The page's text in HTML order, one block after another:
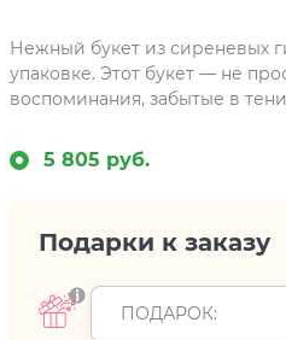
Нежный букет из сиреневых
упаковке. Этот букет — не
воспоминания, забытые в
5 805 руб.
Подарки к заказу
ПОДАРОК: